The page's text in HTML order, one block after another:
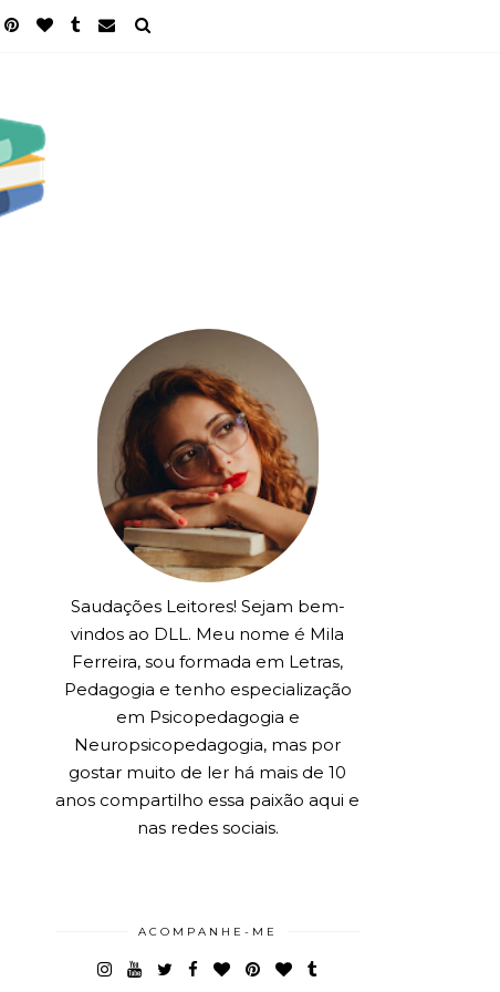
Saudações Leitores! Sejam bem-
vindos ao DLL. Meu nome é Mila
Ferreira, sou formada em Letras,
Pedagogia e tenho especialização
em Psicopedagogia e
Neuropsicopedagogia, mas por
gostar muito de ler há mais de 10
anos compartilho essa paixão aqui e
nas redes sociais.
ACOMPANHE-ME